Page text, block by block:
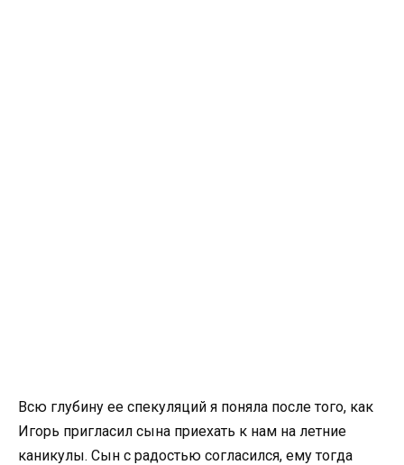
Всю глубину ее спекуляций я поняла после того, как
Игорь пригласил сына приехать к нам на летние
каникулы. Сын с радостью согласился, ему тогда